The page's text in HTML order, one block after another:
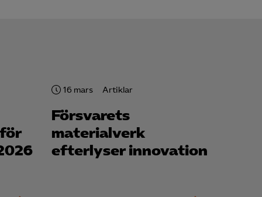
16 mars Artiklar
Försvarets
materialverk
efterlyser innovation